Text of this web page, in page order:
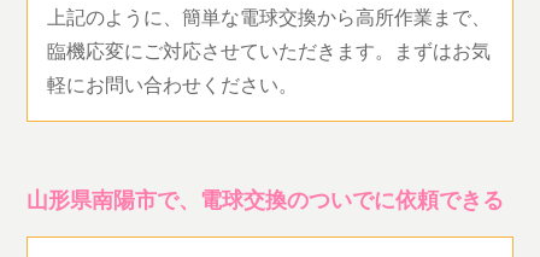
上記のように、簡単な電球交換から高所作業まで、
臨機応変にご対応させていただきます。まずはお気
軽にお問い合わせください。
山形県南陽市で、電球交換のついでに依頼できる